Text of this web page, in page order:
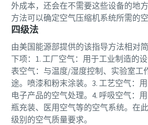
外成本，还会在不需要这些设备的地
方法可以确定空气压缩机系统所需的空
四级法
由美国能源部提供的该指导方法相对
下项：1. 工厂空气：用于工业制造的
表空气：与温度/湿度控制、实验室工
途。喷漆和粉末涂装。3. 工艺空气：
电子产品的空气处理。4. 呼吸空气：
瓶充装、医用空气等的空气系统。在
级别的空气质量要求。